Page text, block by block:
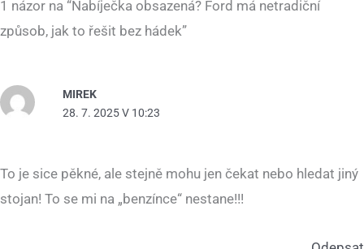
1 názor na “Nabíječka obsazená? Ford má netradiční
způsob, jak to řešit bez hádek”
MIREK
28. 7. 2025 V 10:23
To je sice pěkné, ale stejně mohu jen čekat nebo hledat jiný
stojan! To se mi na „benzínce“ nestane!!!